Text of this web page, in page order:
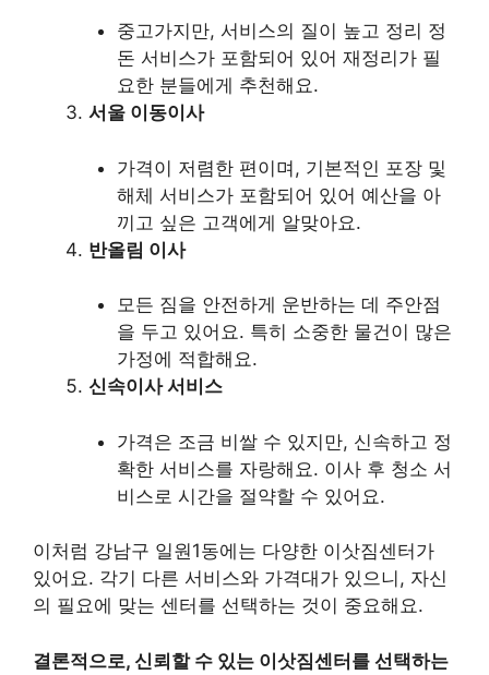
중고가지만, 서비스의 질이 높고 정리 정
돈 서비스가 포함되어 있어 재정리가 필
요한 분들에게 추천해요.
서울 이동이사
가격이 저렴한 편이며, 기본적인 포장 및
해체 서비스가 포함되어 있어 예산을 아
끼고 싶은 고객에게 알맞아요.
반올림 이사
모든 짐을 안전하게 운반하는 데 주안점
을 두고 있어요. 특히 소중한 물건이 많은
가정에 적합해요.
신속이사 서비스
가격은 조금 비쌀 수 있지만, 신속하고 정
확한 서비스를 자랑해요. 이사 후 청소 서
비스로 시간을 절약할 수 있어요.
이처럼 강남구 일원1동에는 다양한 이삿짐센터가
있어요. 각기 다른 서비스와 가격대가 있으니, 자신
의 필요에 맞는 센터를 선택하는 것이 중요해요.
결론적으로, 신뢰할 수 있는 이삿짐센터를 선택하는